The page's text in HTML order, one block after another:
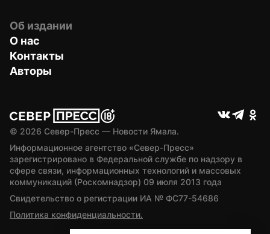
Об издании
О нас
Контакты
Авторы
© 2026 Север-Пресс — Новости Ямала.
Информационное агентство «Север-Пресс»
зарегистрировано в Федеральной службе по надзору в
сфере связи, информационных технологий и массовых
коммуникаций (Роскомнадзор) 09 июля 2013 года
Свидетельство о регистрации ИА № ФС77-54686
Политика конфиденциальности.